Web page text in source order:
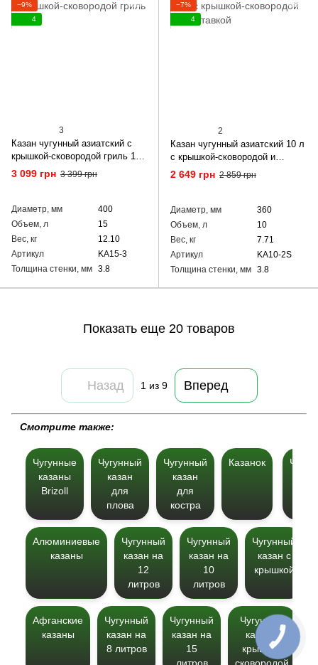
−9%
4
3
Казан чугунный азиатский с
крышкой-сковородой гриль 15
л
3 099 грн 3 399 грн
Диаметр, мм
400
Объем, л
15
Вес, кг
12.10
Артикул
KA15-3
Толщина стенки, мм 3.8
−7%
4
2
Казан чугунный азиатский 10 л
с крышкой-сковородой и
подставкой
2 649 грн 2 859 грн
Диаметр, мм
360
Объем, л
10
Вес, кг
7.71
Артикул
KA10-2S
Толщина стенки, мм 3.8
Показать еще 20 товаров
Назад 1из 9 Вперед
Cмотрите также:
Чугунные
казаны
Brizoll
Чугунный
казан
для
плова
Чугунный
казан
для
костра
Казанок
Алюминиевые
казаны
Чугунный
казан на
12
литров
Чугунный
казан на
10
литров
Чугунный
казан с
крышкой
Афганские
казаны
Чугунный
казан на
8 литров
Чугунный
казан на
15
Чугунный
казан с
крышкой